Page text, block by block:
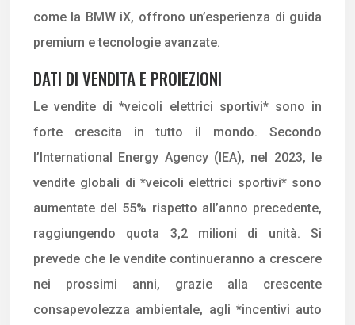
come la BMW iX, offrono un’esperienza di guida
premium e tecnologie avanzate.
DATI DI VENDITA E PROIEZIONI
Le vendite di *veicoli elettrici sportivi* sono in
forte crescita in tutto il mondo. Secondo
l’International Energy Agency (IEA), nel 2023, le
vendite globali di *veicoli elettrici sportivi* sono
aumentate del 55% rispetto all’anno precedente,
raggiungendo quota 3,2 milioni di unità. Si
prevede che le vendite continueranno a crescere
nei prossimi anni, grazie alla crescente
consapevolezza ambientale, agli *incentivi auto